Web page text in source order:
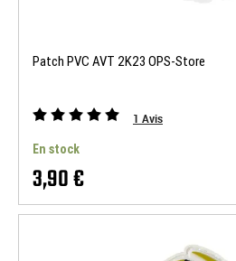
Patch PVC AVT 2K23 OPS-Store
1 Avis
En stock
3,90 €